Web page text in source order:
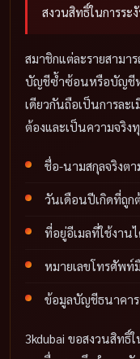
สงวนสิทธิ์ในการร
สมาชิกแต่ละรายสามา
บัญชีซ้ำซ้อนหรือบัญชี
เดียวกันถือเป็นการละ
ต้องและเป็นความจริง
ชื่อ-นามสกุลจริงต
วันเดือนปีเกิดที่ถู
ที่อยู่อีเมลที่ใช้งาน
หมายเลขโทรศัพท์
ข้อมูลบัญชีธนาคาร
3kdubai ขอสงวนสิทธิ์